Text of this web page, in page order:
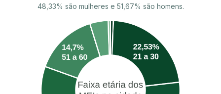
48,33% são mulheres e 51,67% são homens.